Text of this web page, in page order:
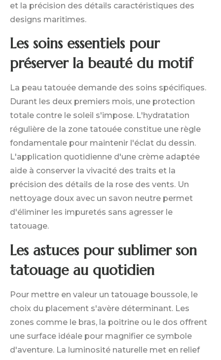
et la précision des détails caractéristiques des
designs maritimes.
Les soins essentiels pour
préserver la beauté du motif
La peau tatouée demande des soins spécifiques.
Durant les deux premiers mois, une protection
totale contre le soleil s'impose. L'hydratation
régulière de la zone tatouée constitue une règle
fondamentale pour maintenir l'éclat du dessin.
L'application quotidienne d'une crème adaptée
aide à conserver la vivacité des traits et la
précision des détails de la rose des vents. Un
nettoyage doux avec un savon neutre permet
d'éliminer les impuretés sans agresser le
tatouage.
Les astuces pour sublimer son
tatouage au quotidien
Pour mettre en valeur un tatouage boussole, le
choix du placement s'avère déterminant. Les
zones comme le bras, la poitrine ou le dos offrent
une surface idéale pour magnifier ce symbole
d'aventure. La luminosité naturelle met en relief